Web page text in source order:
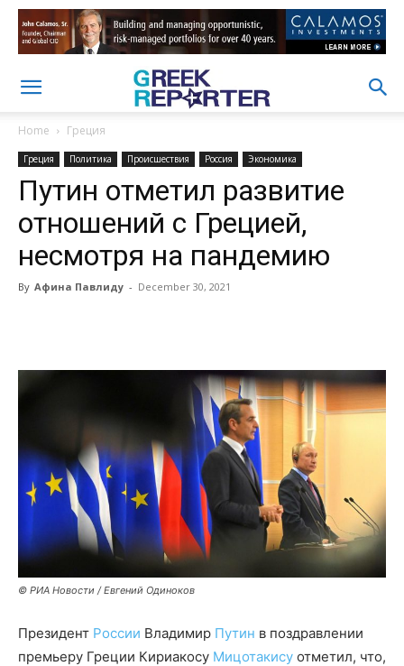
Home Греция
Греция Политика Происшествия Россия Экономика
Путин отметил развитие
отношений с Грецией,
несмотря на пандемию
By Афина Павлиду - December 30, 2021
© РИА Новости / Евгений Одиноков
Президент России Владимир Путин в поздравлении
премьеру Греции Кириакосу Мицотакису отметил, что,